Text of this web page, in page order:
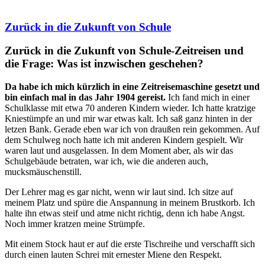
Zurück in die Zukunft von Schule
Zurück in die Zukunft von Schule-Zeitreisen und
die Frage: Was ist inzwischen geschehen?
Da habe ich mich kürzlich in eine Zeitreisemaschine gesetzt und
bin einfach mal in das Jahr 1904 gereist. Ich fand mich in einer
Schulklasse mit etwa 70 anderen Kindern wieder. Ich hatte kratzige
Kniestümpfe an und mir war etwas kalt. Ich saß ganz hinten in der
letzen Bank. Gerade eben war ich von draußen rein gekommen. Auf
dem Schulweg noch hatte ich mit anderen Kindern gespielt. Wir
waren laut und ausgelassen. In dem Moment aber, als wir das
Schulgebäude betraten, war ich, wie die anderen auch,
mucksmäuschenstill.
Der Lehrer mag es gar nicht, wenn wir laut sind. Ich sitze auf
meinem Platz und spüre die Anspannung in meinem Brustkorb. Ich
halte ihn etwas steif und atme nicht richtig, denn ich habe Angst.
Noch immer kratzen meine Strümpfe.
Mit einem Stock haut er auf die erste Tischreihe und verschafft sich
durch einen lauten Schrei mit ernester Miene den Respekt.